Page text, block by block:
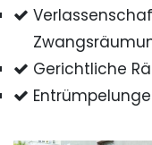
Gerichtliche